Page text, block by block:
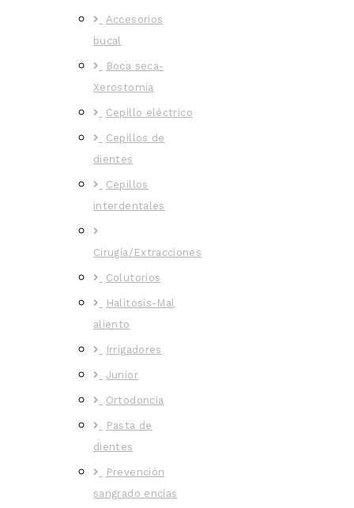
Accesorios
bucal
Boca seca-
Xerostomía
Cepillo eléctrico
Cepillos de
dientes
Cepillos
interdentales
Cirugía/Extracciones
Colutorios
Halitosis-Mal
aliento
Irrigadores
Junior
Ortodoncia
Pasta de
dientes
Prevención
sangrado encías